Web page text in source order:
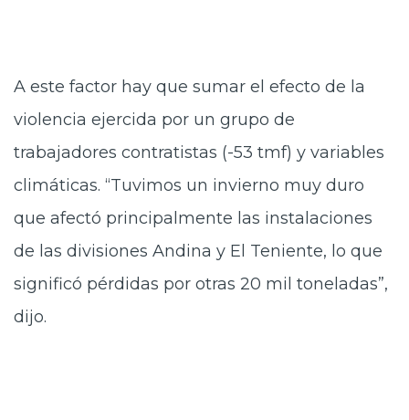
A este factor hay que sumar el efecto de la
violencia ejercida por un grupo de
trabajadores contratistas (-53 tmf) y variables
climáticas. “Tuvimos un invierno muy duro
que afectó principalmente las instalaciones
de las divisiones Andina y El Teniente, lo que
significó pérdidas por otras 20 mil toneladas”,
dijo.